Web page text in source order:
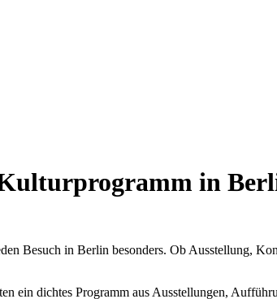
in
Besuch in Berlin besonders. Ob Ausstellung,
ein dichtes Programm aus Ausstellungen,